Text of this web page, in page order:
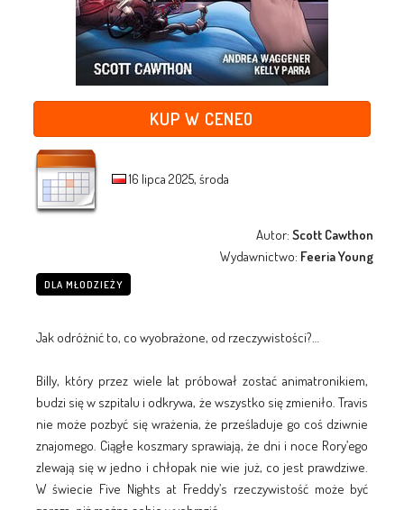
KUP W CENEO
16 lipca 2025, środa
Autor:Scott Cawthon
Wydawnictwo: Feeria Young
DLA MŁODZIEŻY
Jak odróżnić to, co wyobrażone, od rzeczywistości?…
Billy, który przez wiele lat próbował zostać animatronikiem,
budzi się w szpitalu i odkrywa, że wszystko się zmieniło. Travis
nie może pozbyć się wrażenia, że prześladuje go coś dziwnie
znajomego. Ciągłe koszmary sprawiają, że dni i noce Rory’ego
zlewają się w jedno i chłopak nie wie już, co jest prawdziwe.
W świecie Five Nights at Freddy’s rzeczywistość może być